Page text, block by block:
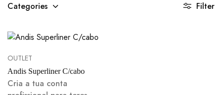
Categories Filter
OUTLET
Andis Superliner C/cabo
Cria a tua conta